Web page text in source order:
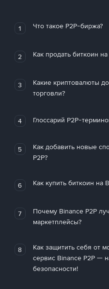
1 Что такое P2P-биржа?
2 Как продать биткоин
3
Какие криптовалюты
торговли?
4 Глоссарий P2P-
5
Как добавить новые
P2P?
6 Как купить биткоин на
7
Почему Binance P2P
маркетплейсы?
8
Как защитить себя от
сервис Binance P2P —
безопасности!